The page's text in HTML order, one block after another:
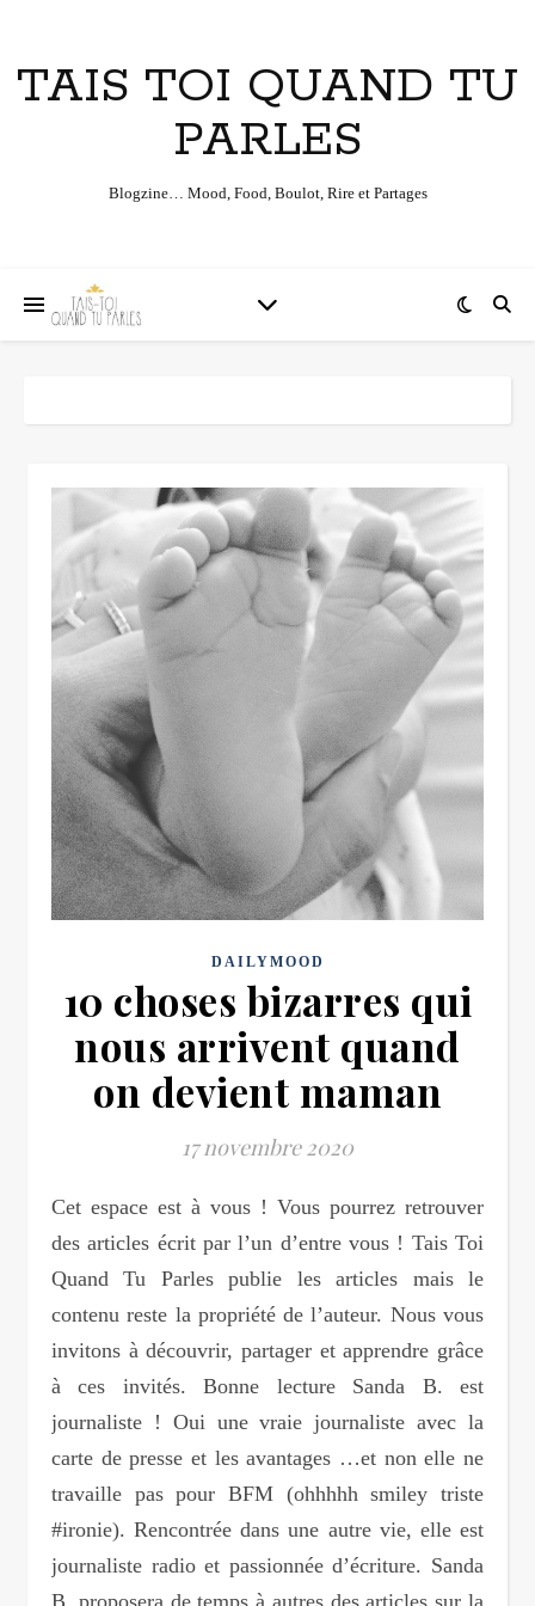
TAIS TOI QUAND TU
PARLES
Blogzine… Mood, Food, Boulot, Rire et Partages
DAILYMOOD
10 choses bizarres qui
nous arrivent quand
on devient maman
17 novembre 2020
Cet espace est à vous ! Vous pourrez retrouver
des articles écrit par l’un d’entre vous ! Tais Toi
Quand Tu Parles publie les articles mais le
contenu reste la propriété de l’auteur. Nous vous
invitons à découvrir, partager et apprendre grâce
à ces invités. Bonne lecture Sanda B. est
journaliste ! Oui une vraie journaliste avec la
carte de presse et les avantages …et non elle ne
travaille pas pour BFM (ohhhhh smiley triste
#ironie). Rencontrée dans une autre vie, elle est
journaliste radio et passionnée d’écriture. Sanda
B. proposera de temps à autres des articles sur la